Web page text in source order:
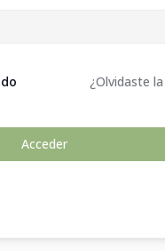
¿Olvidaste
Acceder